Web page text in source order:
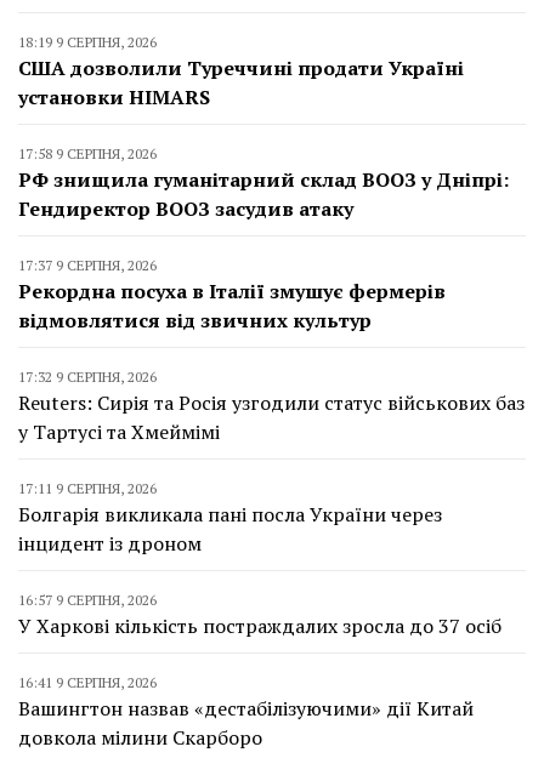
18:19 9 СЕРПНЯ, 2026
США дозволили Туреччині продати Україні
установки HIMARS
17:58 9 СЕРПНЯ, 2026
РФ знищила гуманітарний склад ВООЗ у Дніпрі:
Гендиректор ВООЗ засудив атаку
17:37 9 СЕРПНЯ, 2026
Рекордна посуха в Італії змушує фермерів
відмовлятися від звичних культур
17:32 9 СЕРПНЯ, 2026
Reuters: Сирія та Росія узгодили статус військових баз
у Тартусі та Хмеймімі
17:11 9 СЕРПНЯ, 2026
Болгарія викликала пані посла України через
інцидент із дроном
16:57 9 СЕРПНЯ, 2026
У Харкові кількість постраждалих зросла до 37 осіб
16:41 9 СЕРПНЯ, 2026
Вашингтон назвав «дестабілізуючими» дії Китай
довкола мілини Скарборо